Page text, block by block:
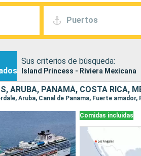
Puertos
Sus criterios de búsqueda:
Island Princess - Riviera Mexicana
ARUBA, PANAMÁ, COSTA RICA,
Comidas incluidas